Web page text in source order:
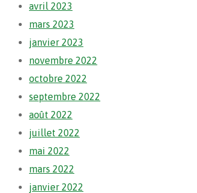
avril 2023
mars 2023
janvier 2023
novembre 2022
octobre 2022
septembre 2022
août 2022
juillet 2022
mai 2022
mars 2022
janvier 2022